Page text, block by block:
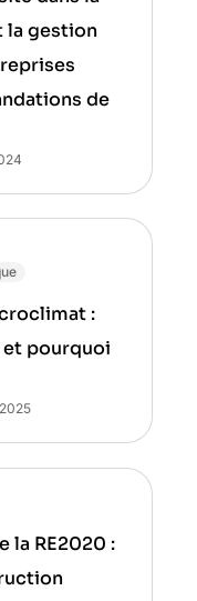
la gestion
de
:
pourquoi
la RE2020 :